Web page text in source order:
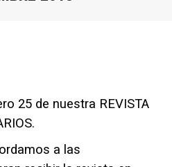
25 de nuestra REVISTA
a las